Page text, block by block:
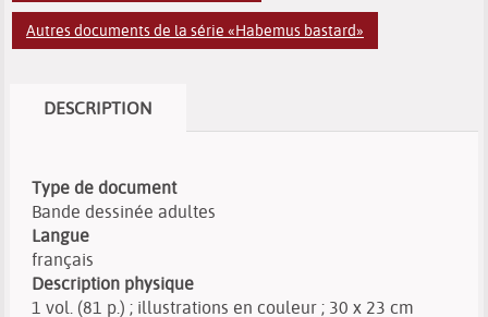
Autres documents de la série «Habemus bastard»
DESCRIPTION
Type de document
Bande dessinée adultes
Langue
français
Description physique
1 vol. (81 p.) ; illustrations en couleur ; 30 x 23 cm